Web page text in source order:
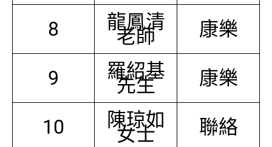
8 龍鳳清
老師 康樂
9 羅紹基
先生 康樂
10 陳琼如
女士 聯絡